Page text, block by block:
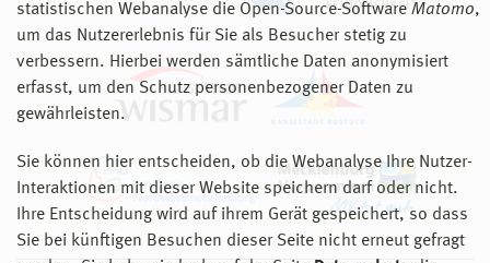
statistischen Webanalyse die Open-Source-Software Matomo,
um das Nutzererlebnis für Sie als Besucher stetig zu
verbessern. Hierbei werden sämtliche Daten anonymisiert
erfasst, um den Schutz personenbezogener Daten zu
gewährleisten.
Sie können hier entscheiden, ob die Webanalyse Ihre Nutzer-
Interaktionen mit dieser Website speichern darf oder nicht.
Ihre Entscheidung wird auf ihrem Gerät gespeichert, so dass
Sie bei künftigen Besuchen dieser Seite nicht erneut gefragt